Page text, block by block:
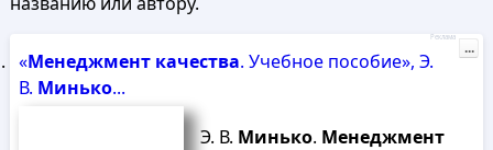
«Менеджмент качества. Учебное пособие», Э.
В. Минько...
Э. В. Минько. Менеджмент
Реклама
...